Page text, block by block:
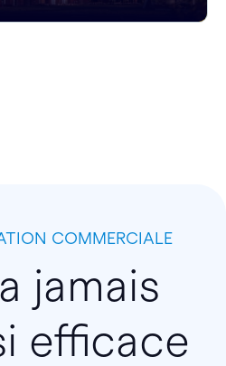
COMMERCIALE
jamais
efficace